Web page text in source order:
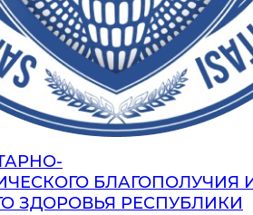
БЛАГОПОЛУЧИЯ
ЗДОРОВЬЯ РЕСПУБЛИКИ